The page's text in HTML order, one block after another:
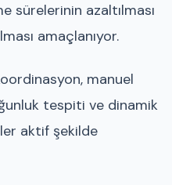
sürelerinin azaltılması
amaçlanıyor.
manuel
tespiti ve dinamik
aktif şekilde